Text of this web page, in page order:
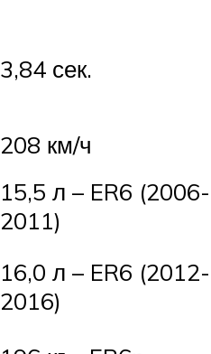
3,84 сек.
208 км/ч
15,5 л – ER6 (2006-
2011)
16,0 л – ER6 (2012-
2016)